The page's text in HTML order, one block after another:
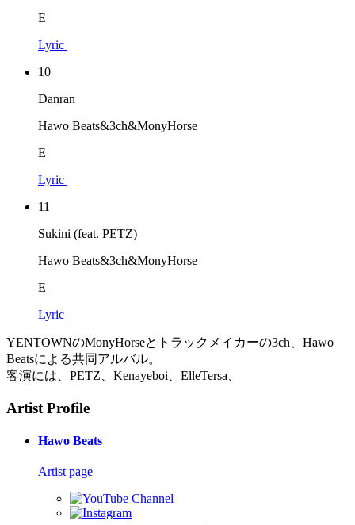
E
Lyric
10
Danran
Hawo Beats&3ch&MonyHorse
E
Lyric
11
Sukini (feat. PETZ)
Hawo Beats&3ch&MonyHorse
E
Lyric
YENTOWNのMonyHorseとトラックメイカーの3ch、Hawo
Beatsによる共同アルバル。
客演には、PETZ、Kenayeboi、ElleTersa、
Artist Profile
Hawo Beats
Artist page